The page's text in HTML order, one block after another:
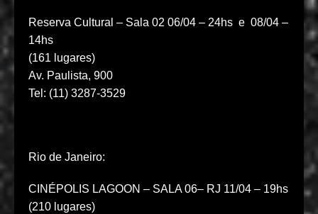
Reserva Cultural – Sala 02 06/04 – 24hs e 08/04 –
14hs
(161 lugares)
Av. Paulista, 900
Tel: (11) 3287-3529
Rio de Janeiro:
CINÉPOLIS LAGOON – SALA 06– RJ 11/04 – 19hs
(210 lugares)